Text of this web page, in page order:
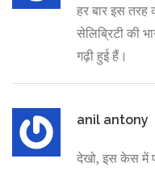
हर बार इस
सेलिब्रिटी की
गढ़ी हुई हैं।
anil antony
देखो, इस केस में